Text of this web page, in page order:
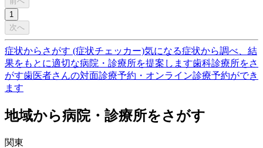
1
次へ
症状からさがす (症状チェッカー)気になる症状から調べ、結
果をもとに適切な病院・診療所を提案します歯科診療所をさ
がす歯医者さんの対面診療予約・オンライン診療予約ができ
ます
地域から病院・診療所をさがす
関東